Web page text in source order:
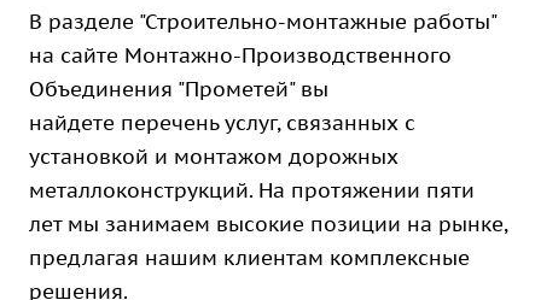
В разделе "Строительно-монтажные работы"
на сайте Монтажно-Производственного
Объединения "Прометей" вы
найдете перечень услуг, связанных с
установкой и монтажом дорожных
металлоконструкций. На протяжении пяти
лет мы занимаем высокие позиции на рынке,
предлагая нашим клиентам комплексные
решения.